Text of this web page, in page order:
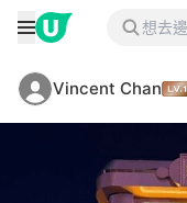
Vincent Chan